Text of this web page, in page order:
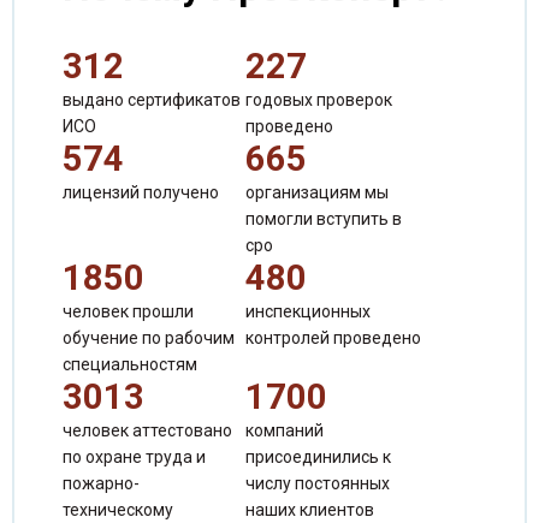
312
выдано сертификатов
ИСО
227
годовых проверок
проведено
574
лицензий получено
665
организациям мы
помогли вступить в
сро
1850
человек прошли
обучение по рабочим
специальностям
480
инспекционных
контролей проведено
3013
человек аттестовано
по охране труда и
пожарно-
техническому
1700
компаний
присоединились к
числу постоянных
наших клиентов
Сергиенко Валентина Александровна
Специалист по продажам